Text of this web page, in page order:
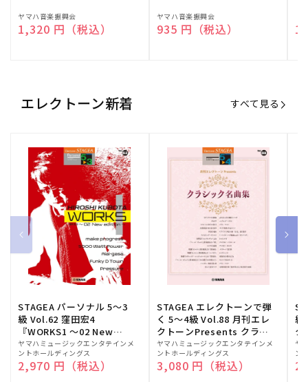
販
売
ヤマハ音楽振興会
通常価格
1,320 円（税込）
販
売
ヤマハ音楽振興会
通常価格
935 円（税込）
売
エレクトーン新着 すべて見る
STAGEA パーソナル 5～3
級 Vol.62 窪田宏4
『WORKS1 ～02 New
edition～』
販
売
元:
ヤマハミュージックエンタテインメ
ントホールディングス
通常価格
2,970 円（税込）
STAGEA エレクトーンで弾
く 5～4級 Vol.88 月刊エレ
クトーンPresents クラシ
ック名曲集
販
売
元:
ヤマハミュージックエンタテインメ
ントホールディングス
通常価格
3,080 円（税込）
級
ク
販
売
元:
ヤ
ン